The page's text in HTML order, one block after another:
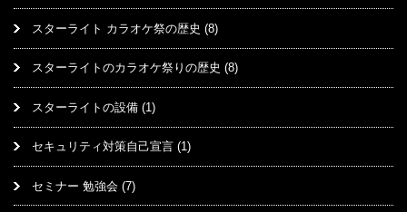
スターライト カラオケ祭の歴史 (8)
スターライトのカラオケ祭りの歴史 (8)
スターライトの設備 (1)
セキュリティ対策自己宣言 (1)
セミナー 勉強会 (7)